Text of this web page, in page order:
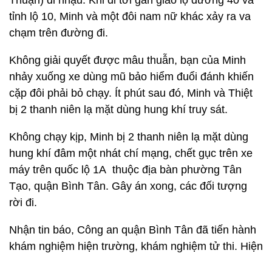
tỉnh lộ 10, Minh và một đôi nam nữ khác xảy ra va
chạm trên đường đi.
Không giải quyết được mâu thuẫn, bạn của Minh
nhảy xuống xe dùng mũ bảo hiểm đuổi đánh khiến
cặp đôi phải bỏ chạy. Ít phút sau đó, Minh và Thiệt
bị 2 thanh niên lạ mặt dùng hung khí truy sát.
Không chạy kịp, Minh bị 2 thanh niên lạ mặt dùng
hung khí đâm một nhát chí mạng, chết gục trên xe
máy trên quốc lộ 1A thuộc địa bàn phường Tân
Tạo, quận Bình Tân. Gây án xong, các đối tượng
rời đi.
Nhận tin báo, Công an quận Bình Tân đã tiến hành
khám nghiệm hiện trường, khám nghiệm tử thi. Hiện